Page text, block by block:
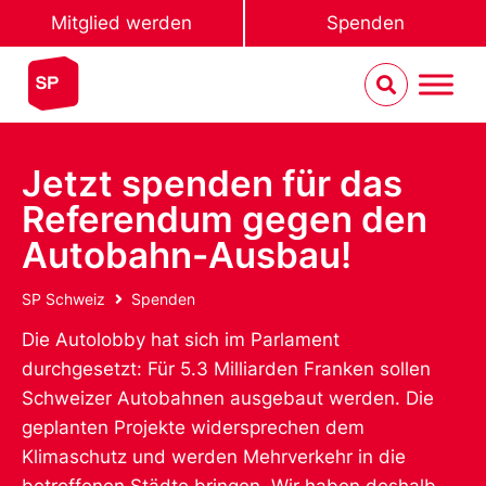
Mitglied werden Spenden
Jetzt spenden für das
Referendum gegen den
Autobahn-Ausbau!
SP Schweiz Spenden
Die Autolobby hat sich im Parlament
durchgesetzt: Für 5.3 Milliarden Franken sollen
Schweizer Autobahnen ausgebaut werden. Die
geplanten Projekte widersprechen dem
Klimaschutz und werden Mehrverkehr in die